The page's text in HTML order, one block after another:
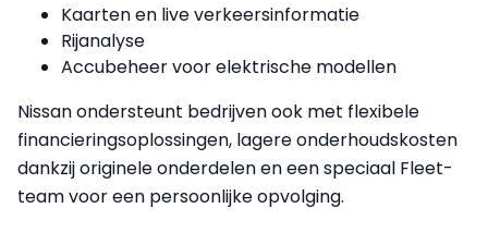
Kaarten en live verkeersinformatie
Rijanalyse
Accubeheer voor elektrische modellen
Nissan ondersteunt bedrijven ook met flexibele
financieringsoplossingen, lagere onderhoudskosten
dankzij originele onderdelen en een speciaal Fleet-
team voor een persoonlijke opvolging.